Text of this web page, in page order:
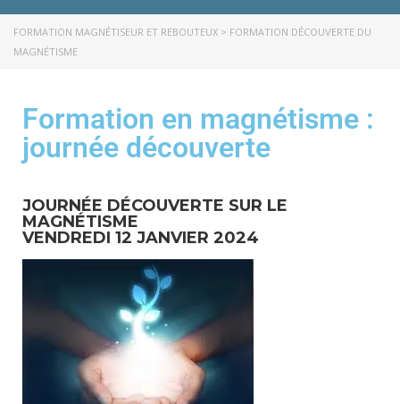
FORMATION MAGNÉTISEUR ET REBOUTEUX > FORMATION DÉCOUVERTE DU
MAGNÉTISME
Formation en magnétisme :
journée découverte
JOURNÉE DÉCOUVERTE SUR LE
MAGNÉTISME
VENDREDI 12 JANVIER 2024